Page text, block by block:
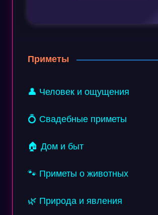
Приметы
👤 Человек и ощущения
💍 Свадебные приметы
🏠 Дом и быт
🐾 Приметы о животных
🌿 Природа и явления